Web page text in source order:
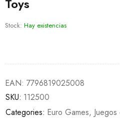
Toys
Stock: Hay existencias
EAN: 7796819025008
SKU: 112500
Categories: Euro Games,